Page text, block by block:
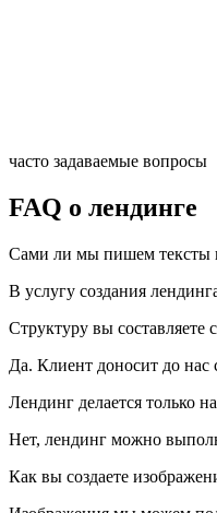
часто задаваемые вопросы
FAQ о лендинге
Сами ли мы пишем тексты
В услугу создания
Структуру вы составляете
Да. Клиент доносит до нас
Лендинг делается только
Нет, лендинг можно
Как вы создаете